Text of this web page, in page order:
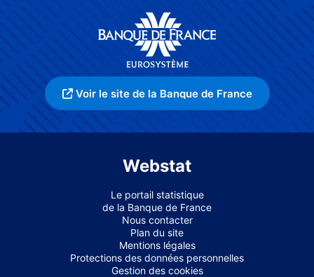
Voir le site de la Banque de France
Webstat
Le portail statistique
de la Banque de France
Nous contacter
Plan du site
Mentions légales
Protections des données personnelles
Gestion des cookies